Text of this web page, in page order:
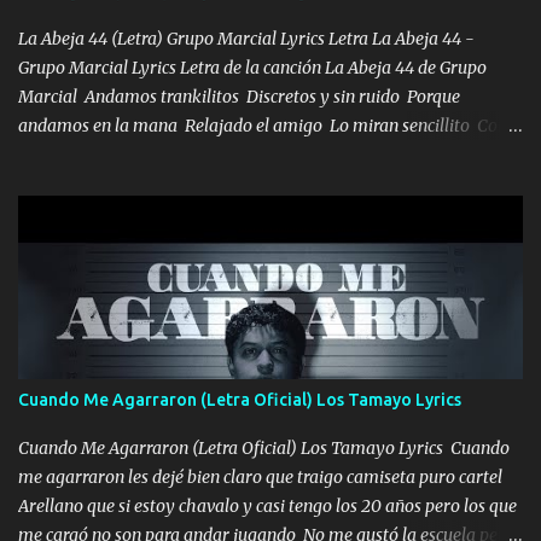
se ve limpio el camino nos confiamos al andar y nunca con la
misma piedra me vuelvo a tropezar Cuando ando de enamorado
en corto me tiró a per...
La Abeja 44 (Letra) Grupo Marcial Lyrics Letra La Abeja 44 -
Grupo Marcial Lyrics Letra de la canción La Abeja 44 de Grupo
Marcial Andamos trankilitos Discretos y sin ruido Porque
andamos en la mana Relajado el amigo Lo miran sencillito Con
coronamos Se jala los marciales Y sus guitarras ya van sonando
Un gallardo me prendo Para agarrar el vuelo y la mente y
tranquilizando Tomense un buen trago Y así es como empezamos
los versos que voy cantando (Music) A vido alta y bajas La carreta
se atora Pero nunca le aflojamos Ya me han pasado cosas Y
aunque ustedes no sepan Pero la vida es muy corta Hay que
echarle chingazos Y seguir trabajando porque nada es...
Cuando Me Agarraron (Letra Oficial) Los Tamayo Lyrics
Cuando Me Agarraron (Letra Oficial) Los Tamayo Lyrics Cuando
me agarraron les dejé bien claro que traigo camiseta puro cartel
Arellano que si estoy chavalo y casi tengo los 20 años pero los que
me cargó no son para andar jugando No me gustó la escuela pero